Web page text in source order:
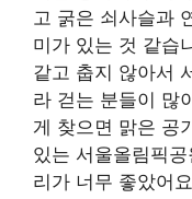
고 굵은 쇠사슬과
미가 있는 것 같습
같고 춥지 않아서
라 걷는 분들이 많
게 찾으면 맑은 공
있는 서울올림픽
리가 너무 좋았어